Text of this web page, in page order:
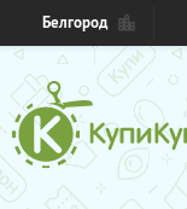
Белгород